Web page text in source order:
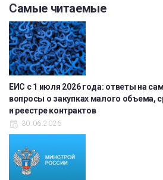
Самые читаемые
ЕИС с 1 июля 2026 года: ответы на
вопросы о закупках малого объема,
и реестре контрактов
30.06.2026